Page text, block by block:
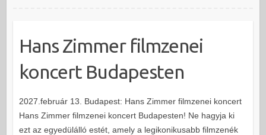
Hans Zimmer filmzenei
koncert Budapesten
2027.február 13. Budapest: Hans Zimmer filmzenei koncert
Hans Zimmer filmzenei koncert Budapesten! Ne hagyja ki
ezt az egyedülálló estét, amely a legikonikusabb filmzenék